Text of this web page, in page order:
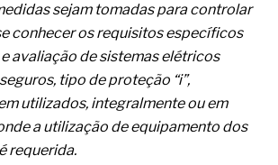
médicas da queda dos cabelos ou
a gestão é o obstáculo para o resultado
para a inspeção em estruturas
de concreto de obras
regular reduz em 19% o risco de
precoce e melhora o metabolismo
sejam tomadas para controlar
conhecer os requisitos específicos
avaliação de sistemas elétricos
tipo de proteção “i”,
utilizados, integralmente ou em
a utilização de equipamento dos
requerida.